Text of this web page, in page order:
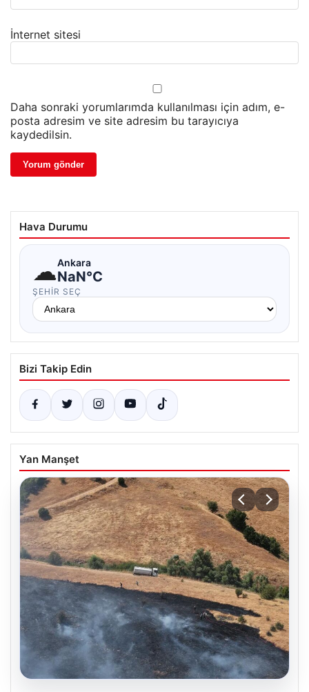
İnternet sitesi
Daha sonraki yorumlarımda kullanılması için adım, e-
posta adresim ve site adresim bu tarayıcıya
kaydedilsin.
Hava Durumu
☁Ankara
NaN°C
ŞEHIR SEÇ
Bizi Takip Edin
Yan Manşet